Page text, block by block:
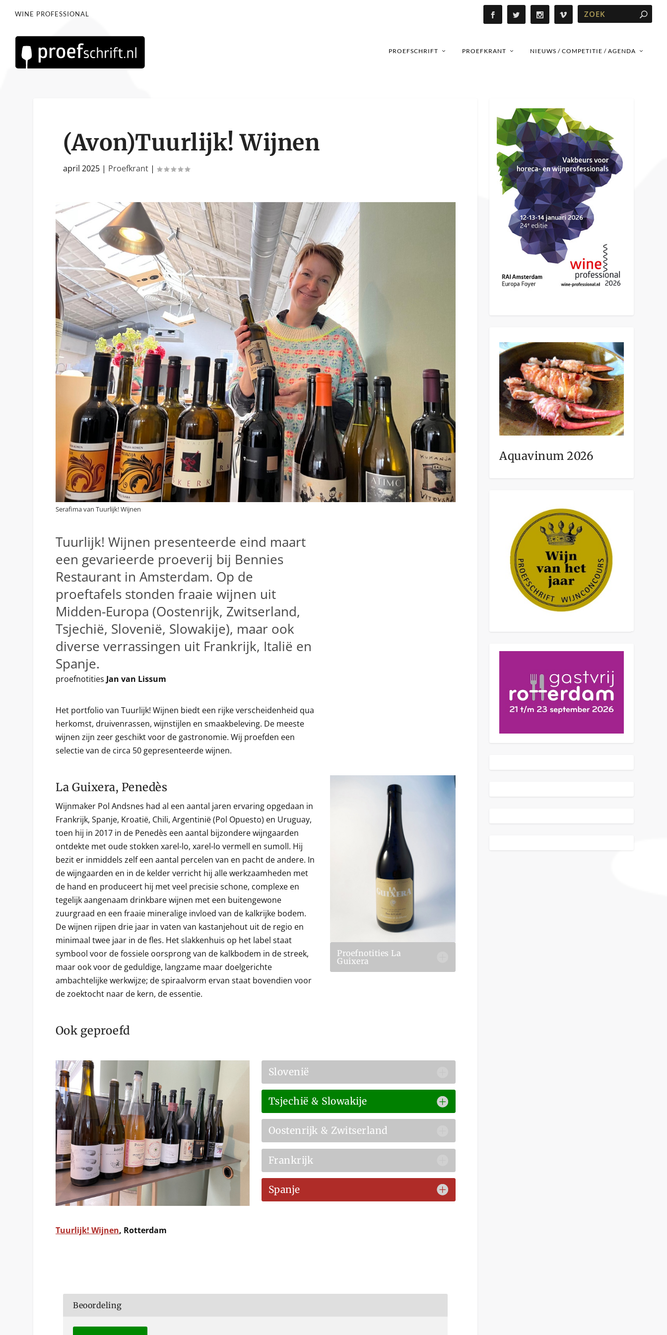
WINE PROFESSIONAL
PROEFSCHRIFT PROEFKRANT NIEUWS / COMPETITIE / AGENDA
(Avon)Tuurlijk! Wijnen
april 2025 | Proefkrant |
Serafima van Tuurlijk! Wijnen
Tuurlijk! Wijnen presenteerde eind maart
een gevarieerde proeverij bij Bennies
Restaurant in Amsterdam. Op de
proeftafels stonden fraaie wijnen uit
Midden-Europa (Oostenrijk, Zwitserland,
Tsjechië, Slovenië, Slowakije), maar ook
diverse verrassingen uit Frankrijk, Italië en
Spanje.
proefnotities Jan van Lissum
Het portfolio van Tuurlijk! Wijnen biedt een rijke verscheidenheid qua
herkomst, druivenrassen, wijnstijlen en smaakbeleving. De meeste
wijnen zijn zeer geschikt voor de gastronomie. Wij proefden een
selectie van de circa 50 gepresenteerde wijnen.
La Guixera, Penedès
Wijnmaker Pol Andsnes had al een aantal jaren ervaring opgedaan in
Frankrijk, Spanje, Kroatië, Chili, Argentinië (Pol Opuesto) en Uruguay,
toen hij in 2017 in de Penedès een aantal bijzondere wijngaarden
ontdekte met oude stokken xarel-lo, xarel-lo vermell en sumoll. Hij
bezit er inmiddels zelf een aantal percelen van en pacht de andere. In
de wijngaarden en in de kelder verricht hij alle werkzaamheden met
de hand en produceert hij met veel precisie schone, complexe en
tegelijk aangenaam drinkbare wijnen met een buitengewone
zuurgraad en een fraaie mineralige invloed van de kalkrijke bodem.
De wijnen rijpen drie jaar in vaten van kastanjehout uit de regio en
minimaal twee jaar in de fles. Het slakkenhuis op het label staat
symbool voor de fossiele oorsprong van de kalkbodem in de streek,
maar ook voor de geduldige, langzame maar doelgerichte
ambachtelijke werkwijze; de spiraalvorm ervan staat bovendien voor
de zoektocht naar de kern, de essentie.
Proefnotities La
Guixera
Ook geproefd
Slovenië
Tsjechië & Slowakije
Oostenrijk & Zwitserland
Frankrijk
Spanje
Tuurlijk! Wijnen, Rotterdam
Beoordeling
Aquavinum 2026